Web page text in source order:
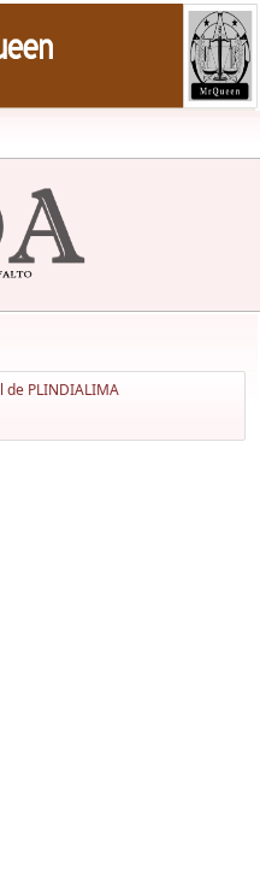
de PLINDIALIMA